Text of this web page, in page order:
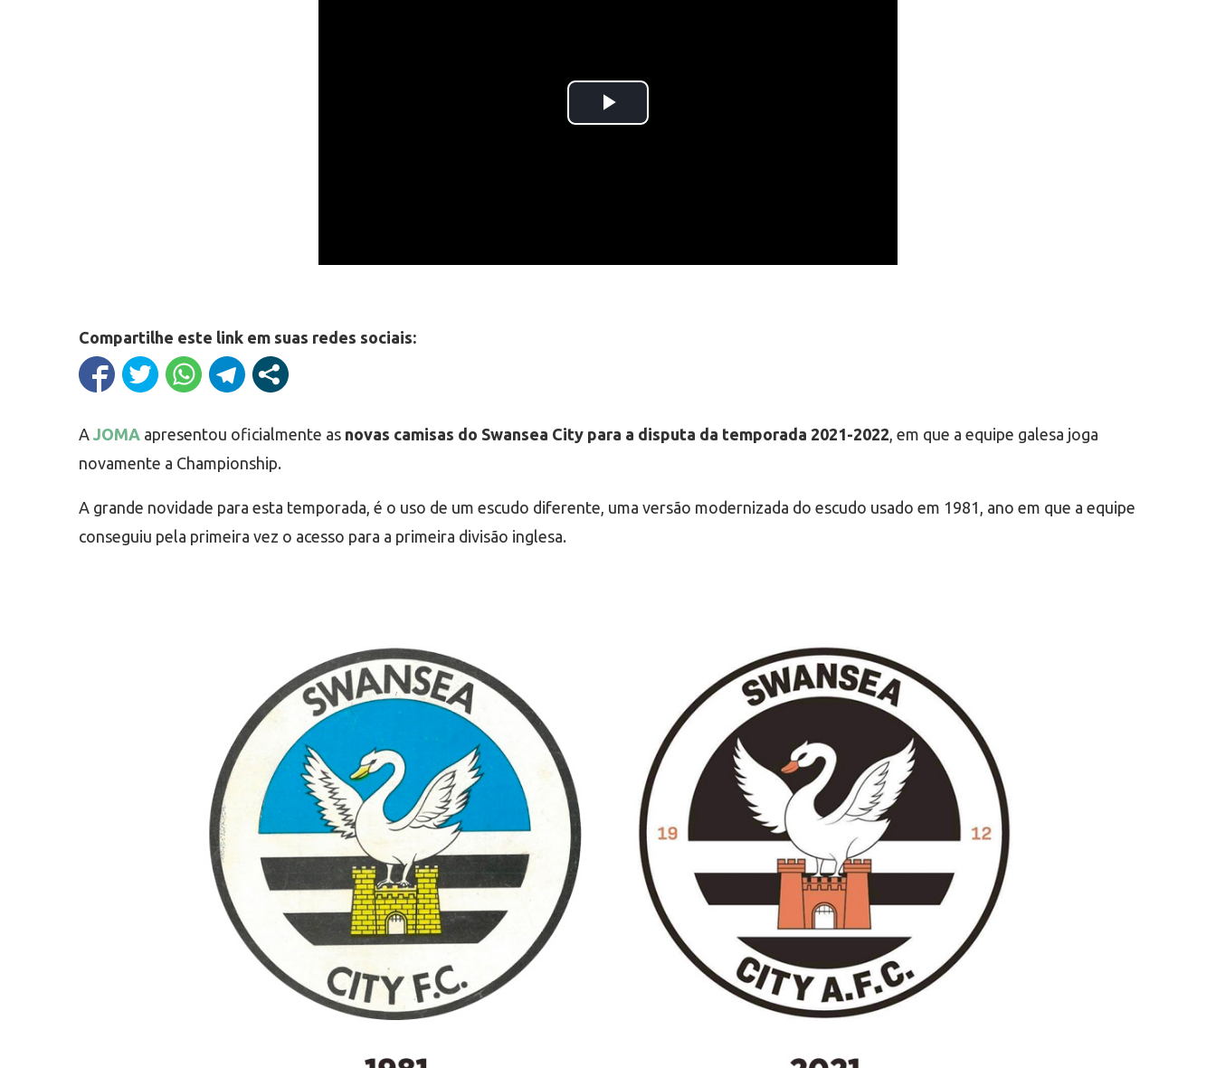
Compartilhe este link em suas redes sociais:
A JOMA apresentou oficialmente as novas camisas do Swansea City para a disputa da temporada 2021-2022, em que a equipe galesa joga
novamente a Championship.
A grande novidade para esta temporada, é o uso de um escudo diferente, uma versão modernizada do escudo usado em 1981, ano em que a equipe
conseguiu pela primeira vez o acesso para a primeira divisão inglesa.